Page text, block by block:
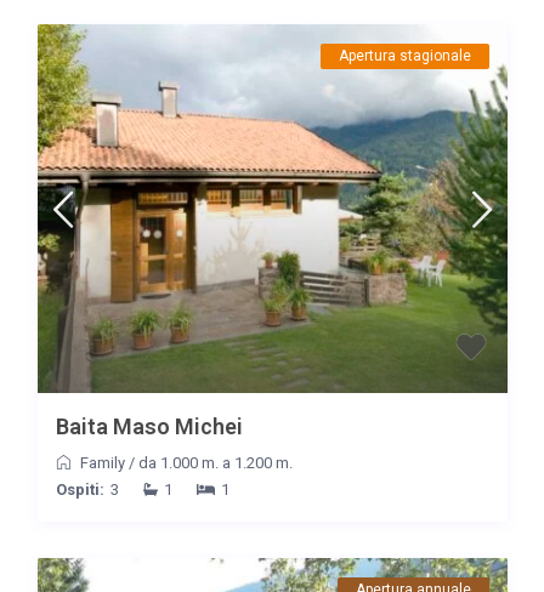
Apertura stagionale
Baita Maso Michei
Family/ da 1.000 m. a 1.200 m.
Ospiti: 3 1 1